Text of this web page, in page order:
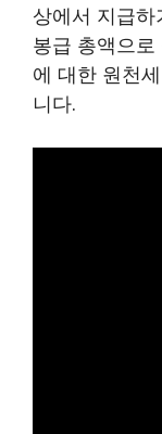
상에서 지급
봉급 총액으
에 대한 원천
니다.